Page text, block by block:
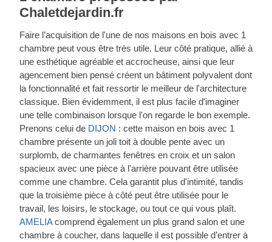
Chaletdejardin.fr
Faire l’acquisition de l'une de nos maisons en bois avec 1
chambre peut vous être très utile. Leur côté pratique, allié à
une esthétique agréable et accrocheuse, ainsi que leur
agencement bien pensé créent un bâtiment polyvalent dont
la fonctionnalité et fait ressortir le meilleur de l'architecture
classique. Bien évidemment, il est plus facile d'imaginer
une telle combinaison lorsque l'on regarde le bon exemple.
Prenons celui de DIJON : cette maison en bois avec 1
chambre présente un joli toit à double pente avec un
surplomb, de charmantes fenêtres en croix et un salon
spacieux avec une pièce à l'arrière pouvant être utilisée
comme une chambre. Cela garantit plus d'intimité, tandis
que la troisième pièce à côté peut être utilisée pour le
travail, les loisirs, le stockage, ou tout ce qui vous plaît.
AMELIAcomprend également un plus grand salon et une
chambre à coucher, dans laquelle il est possible d’entrer à